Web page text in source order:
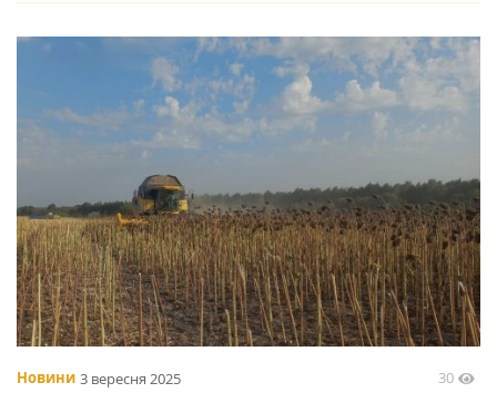
Новини 3 вересня 2025 30